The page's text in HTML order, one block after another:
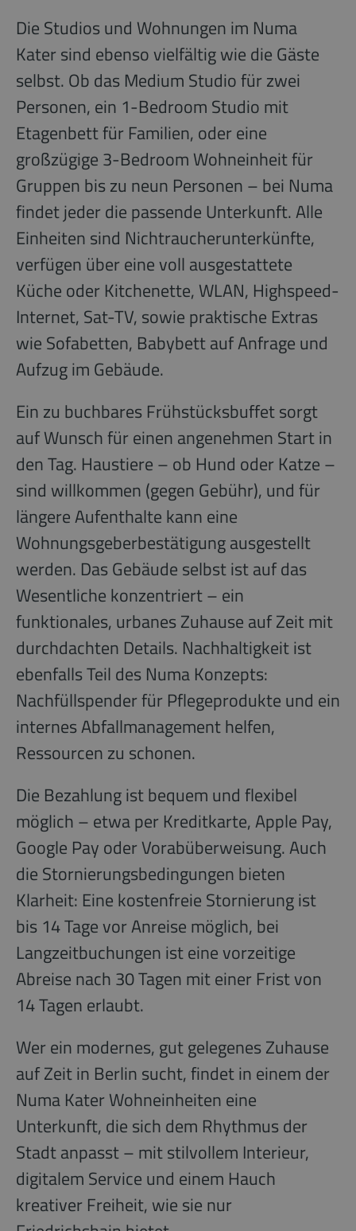
Die Studios und Wohnungen im Numa
Kater sind ebenso vielfältig wie die Gäste
selbst. Ob das Medium Studio für zwei
Personen, ein 1-Bedroom Studio mit
Etagenbett für Familien, oder eine
großzügige 3-Bedroom Wohneinheit für
Gruppen bis zu neun Personen – bei Numa
findet jeder die passende Unterkunft. Alle
Einheiten sind Nichtraucherunterkünfte,
verfügen über eine voll ausgestattete
Küche oder Kitchenette, WLAN, Highspeed-
Internet, Sat-TV, sowie praktische Extras
wie Sofabetten, Babybett auf Anfrage und
Aufzug im Gebäude.
Ein zu buchbares Frühstücksbuffet sorgt
auf Wunsch für einen angenehmen Start in
den Tag. Haustiere – ob Hund oder Katze –
sind willkommen (gegen Gebühr), und für
längere Aufenthalte kann eine
Wohnungsgeberbestätigung ausgestellt
werden. Das Gebäude selbst ist auf das
Wesentliche konzentriert – ein
funktionales, urbanes Zuhause auf Zeit mit
durchdachten Details. Nachhaltigkeit ist
ebenfalls Teil des Numa Konzepts:
Nachfüllspender für Pflegeprodukte und ein
internes Abfallmanagement helfen,
Ressourcen zu schonen.
Die Bezahlung ist bequem und flexibel
möglich – etwa per Kreditkarte, Apple Pay,
Google Pay oder Vorabüberweisung. Auch
die Stornierungsbedingungen bieten
Klarheit: Eine kostenfreie Stornierung ist
bis 14 Tage vor Anreise möglich, bei
Langzeitbuchungen ist eine vorzeitige
Abreise nach 30 Tagen mit einer Frist von
14 Tagen erlaubt.
Wer ein modernes, gut gelegenes Zuhause
auf Zeit in Berlin sucht, findet in einem der
Numa Kater Wohneinheiten eine
Unterkunft, die sich dem Rhythmus der
Stadt anpasst – mit stilvollem Interieur,
digitalem Service und einem Hauch
kreativer Freiheit, wie sie nur